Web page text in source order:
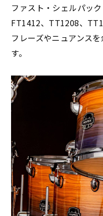
ファスト・シェルパッ
FT1412、TT1208、
フレーズやニュアンス
す。